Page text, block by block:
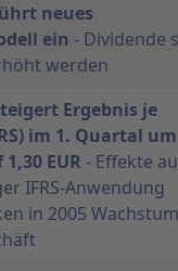
neues
ein - Dividende
werden
Ergebnis je
im 1. Quartal um
EUR - Effekte
IFRS-Anwendung
in 2005